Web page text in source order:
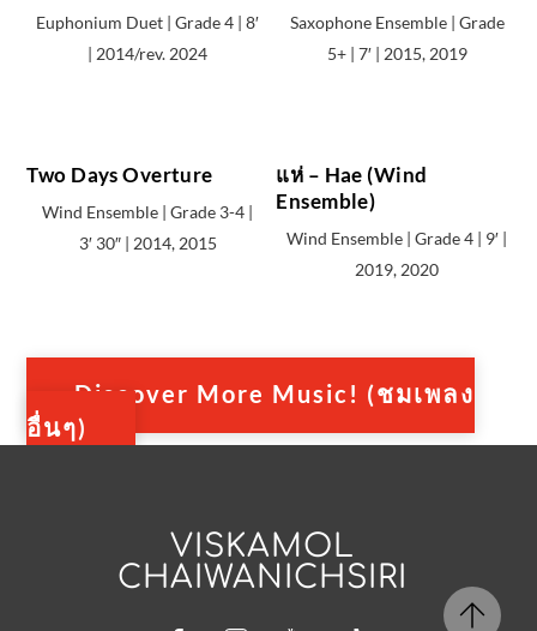
Euphonium Duet | Grade 4 | 8′
| 2014/rev. 2024
Saxophone Ensemble | Grade
5+ | 7′ | 2015, 2019
Two Days Overture
Wind Ensemble | Grade 3-4 |
3′ 30″ | 2014, 2015
แห่ – Hae (Wind
Ensemble)
Wind Ensemble | Grade 4 | 9′ |
2019, 2020
Discover More Music! (ชมเพลง
อื่นๆ)
VISKAMOL
CHAIWANICHSIRI